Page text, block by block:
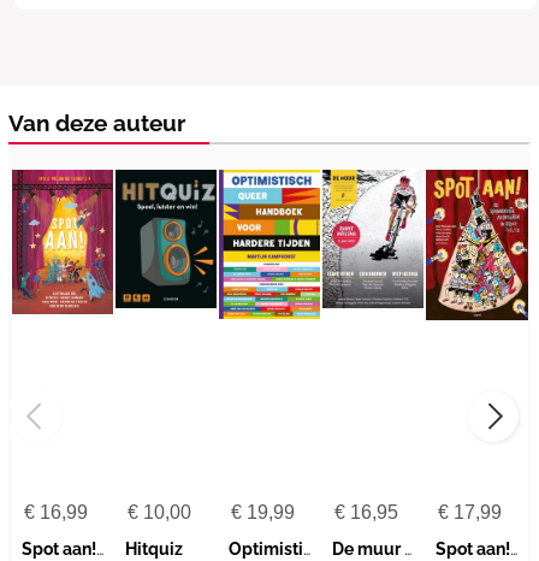
Van deze auteur
€16,99
Spot aan! - Op het podium met groep 3-4
€10,00
Hitquiz
€ 19,99
Optimistisch queer handboek voor hardere tijden
€ 16,95
De muur 93
€ 17,99
Spot aan! - De spannendste avonturen in groep 5, 6, 7, 8